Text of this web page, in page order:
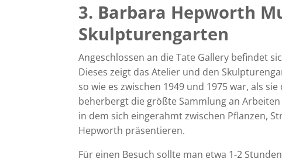
3. Barbara Hepworth
Skulpturengarten
Angeschlossen an die Tate Gallery befindet
Dieses zeigt das Atelier und den
so wie es zwischen 1949 und 1975 war, als
beherbergt die größte Sammlung an
in dem sich eingerahmt zwischen Pflanzen,
Hepworth präsentieren.
Für einen Besuch sollte man etwa 1-2